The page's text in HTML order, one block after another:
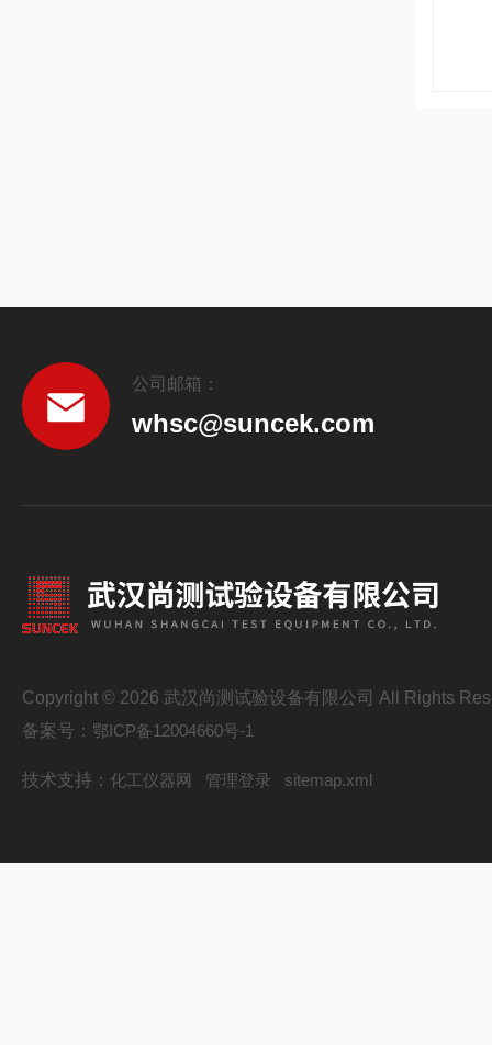
公司邮箱：
whsc@suncek.com
Copyright © 2026 武汉尚测试验设备有限公司 All Rights
备案号： 鄂ICP备12004660号-1
技术支持： 化工仪器网 管理登录 sitemap.xml